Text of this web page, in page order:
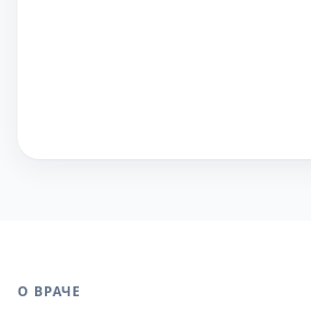
О ВРАЧЕ